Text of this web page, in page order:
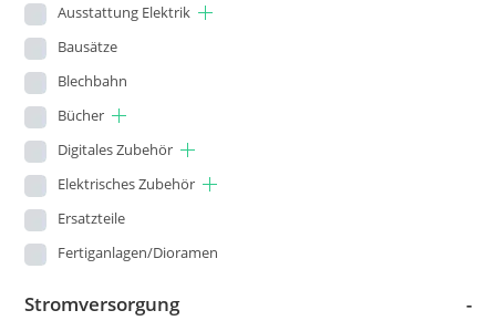
Ausstattung Elektrik
Bausätze
Blechbahn
Bücher
Digitales Zubehör
Elektrisches Zubehör
Ersatzteile
Fertiganlagen/Dioramen
Stromversorgung -